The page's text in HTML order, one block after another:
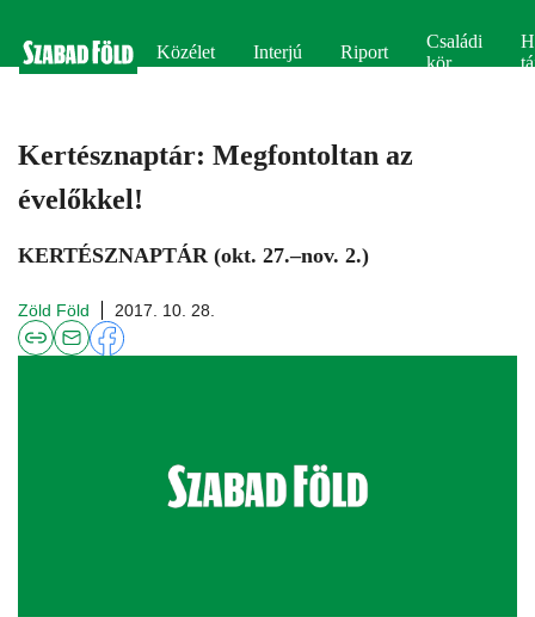
Közélet Interjú Riport
Családi
kör
Kertésznaptár: Megfontoltan az
évelőkkel!
KERTÉSZNAPTÁR (okt. 27.–nov. 2.)
Zöld Föld 2017. 10. 28.